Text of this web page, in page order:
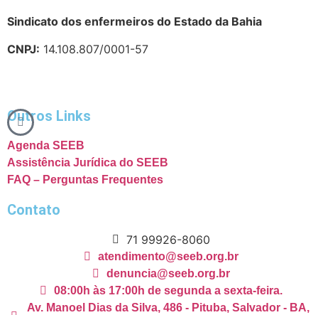
Sindicato dos enfermeiros do Estado da Bahia
CNPJ: 14.108.807/0001-57
Outros Links
Agenda SEEB
Assistência Jurídica do SEEB
FAQ – Perguntas Frequentes
Contato
71 99926-8060
atendimento@seeb.org.br
denuncia@seeb.org.br
08:00h às 17:00h de segunda a sexta-feira.
Av. Manoel Dias da Silva, 486 - Pituba, Salvador - BA,